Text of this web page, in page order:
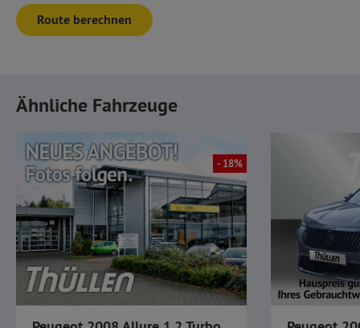
Route berechnen
Ähnliche Fahrzeuge
- 18%